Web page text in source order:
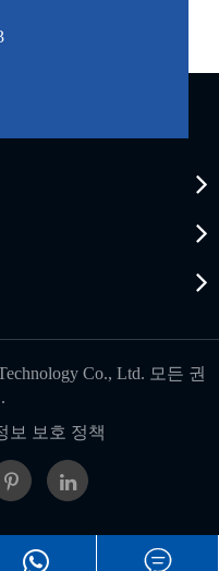
Co., Ltd. 모든 권
보 보호 정책
